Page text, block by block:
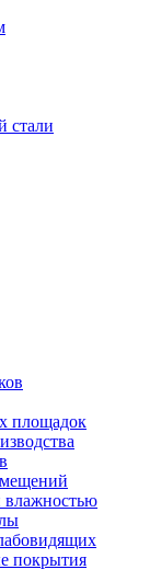
стали
площадок
влажностью
покрытия